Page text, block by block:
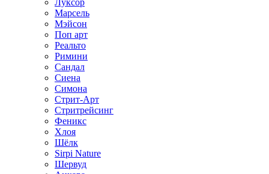
Луксор
Марсель
Мэйсон
Поп арт
Реальто
Римини
Сандал
Сиена
Симона
Стрит-Арт
Стритрейсинг
Феникс
Хлоя
Шёлк
Sirpi Nature
Шервуд